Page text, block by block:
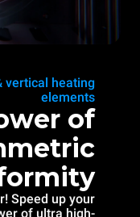
vertical heating
elements
of
Speed up your
of ultra high-